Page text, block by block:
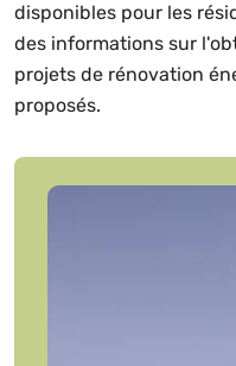
disponibles pour les
des informations sur
projets de rénovation
proposés.